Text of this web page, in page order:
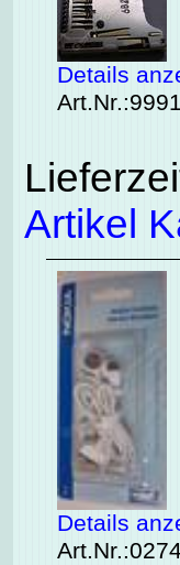
Details
Artikel
Details